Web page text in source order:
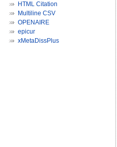
HTML Citation
Multiline CSV
OPENAIRE
epicur
xMetaDissPlus